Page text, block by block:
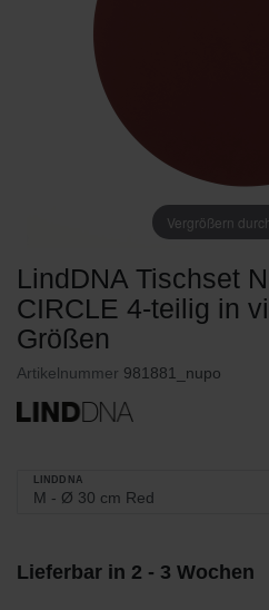
Vergrößern
LindDNA Tischset
CIRCLE 4-teilig in
Größen
Artikelnummer 981881_nupo
LINDDNA
Lieferbar in 2 - 3 Wochen